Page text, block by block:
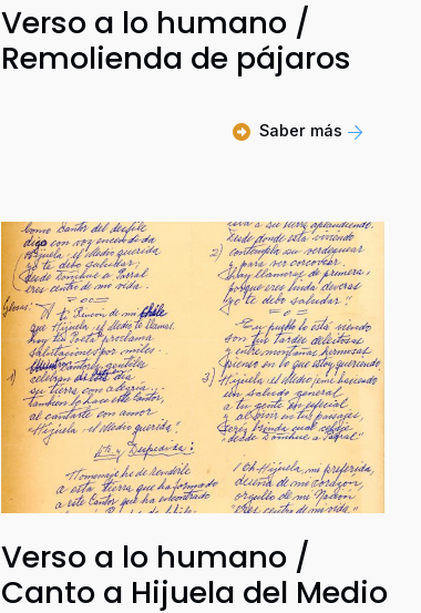
Verso a lo humano /
Remolienda de pájaros
Saber más
Verso a lo humano /
Canto a Hijuela del Medio